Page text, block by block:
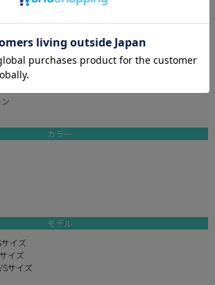
カラー
モデル
イズ
イズ
サイズ